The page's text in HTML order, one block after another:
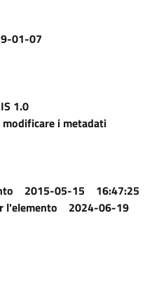
01-07
1.0
i metadati
2015-05-15 16:47:25
l'elemento 2024-06-19